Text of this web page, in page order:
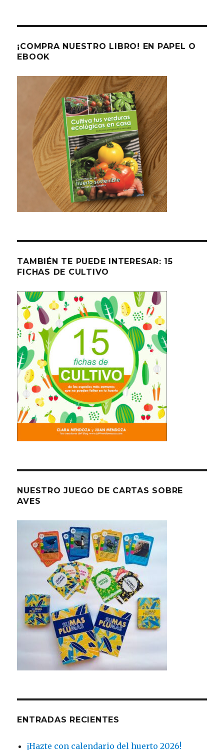
¡COMPRA NUESTRO LIBRO! EN PAPEL O
EBOOK
TAMBIÉN TE PUEDE INTERESAR: 15
FICHAS DE CULTIVO
NUESTRO JUEGO DE CARTAS SOBRE
AVES
ENTRADAS RECIENTES
¡Hazte con calendario del huerto 2026!